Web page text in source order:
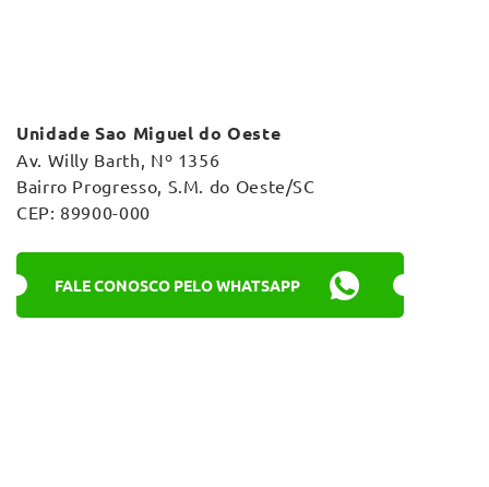
Unidade Sao Miguel do Oeste
Av. Willy Barth, Nº 1356
Bairro Progresso, S.M. do Oeste/SC
CEP: 89900-000
FALE CONOSCO PELO WHATSAPP